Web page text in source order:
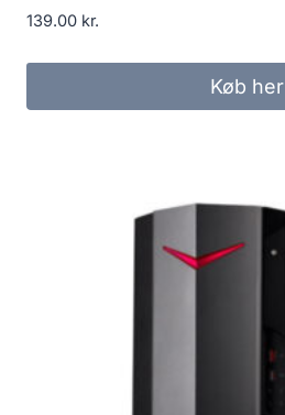
139.00 kr.
Køb her